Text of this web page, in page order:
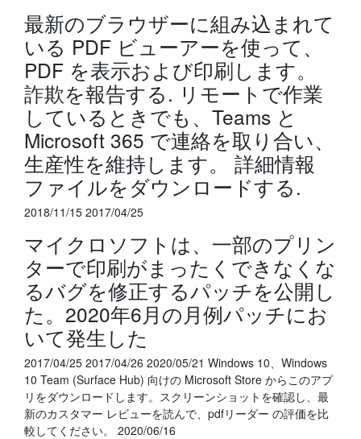
最新のブラウザーに組み込まれて
いる PDF ビューアーを使って、
PDF を表示および印刷します。
詐欺を報告する. リモートで作業
しているときでも、Teams と
Microsoft 365 で連絡を取り合い、
生産性を維持します。 詳細情報
ファイルをダウンロードする.
2018/11/15 2017/04/25
マイクロソフトは、一部のプリン
ターで印刷がまったくできなくな
るバグを修正するパッチを公開し
た。2020年6月の月例パッチにお
いて発生した
2017/04/25 2017/04/26 2020/05/21 Windows 10、Windows
10 Team (Surface Hub) 向けの Microsoft Store からこのアプ
リをダウンロードします。スクリーンショットを確認し、最
新のカスタマー レビューを読んで、pdfリーダー の評価を比
較してください。 2020/06/16